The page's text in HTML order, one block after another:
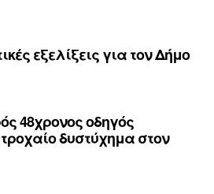
εξελίξεις για τον Δήμο
48χρονος οδηγός
δυστύχημα στον